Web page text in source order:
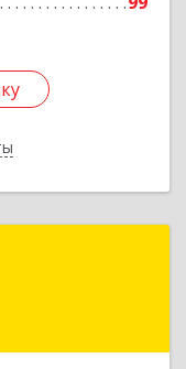
г, Карла